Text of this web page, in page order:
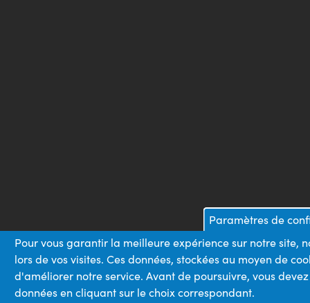
Paramètres de
Pour vous garantir la meilleure expérience sur notre site,
lors de vos visites. Ces données, stockées au moyen de
d'améliorer notre service. Avant de poursuivre, vous
données en cliquant sur le choix correspondant.